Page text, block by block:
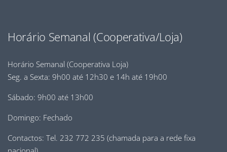
Horário Semanal (Cooperativa/Loja)
Horário Semanal (Cooperativa Loja)
Seg. a Sexta: 9h00 até 12h30 e 14h até 19h00
Sábado: 9h00 até 13h00
Domingo: Fechado
Contactos: Tel. 232 772 235 (chamada para a rede fixa